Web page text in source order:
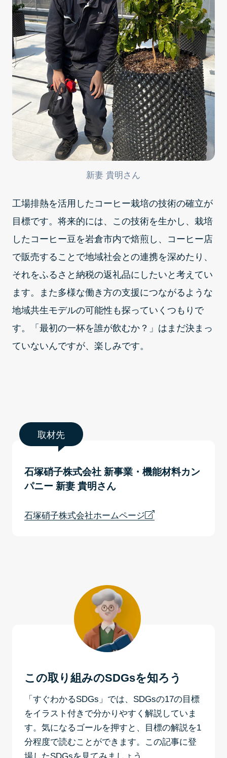
新妻 貴明さん
工場排熱を活用したコーヒー栽培の技術の確立が
目標です。将来的には、この技術を生かし、栽培
したコーヒー豆を岩倉市内で焙煎し、コーヒー店
で販売することで地域社会との連携を深めたり、
それをふるさと納税の返礼品にしたいと考えてい
ます。また多様な働き方の支援につながるような
地域共生モデルの可能性も探っていくつもりで
す。「最初の一杯を誰が飲むか？」はまだ決まっ
ていないんですが、楽しみです。
取材先
石塚硝子株式会社 新事業・機能材料カン
パニー 新妻 貴明さん
石塚硝子株式会社ホームページ
この取り組みのSDGsを知ろう
「すぐわかるSDGs」では、SDGsの17の目標
をイラスト付きで分かりやすく解説していま
す。気になるゴールを押すと、目標の解説を1
分程度で読むことができます。この記事に登
場したSDGsを見てみましょう。